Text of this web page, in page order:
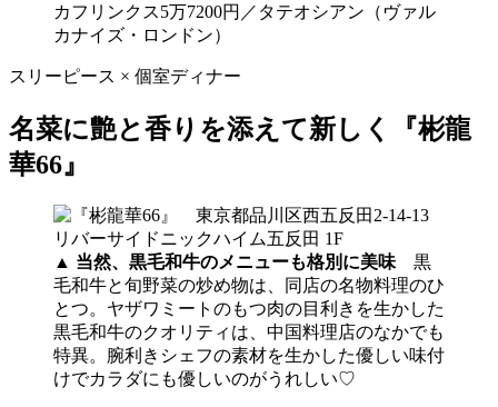
カフリンクス5万7200円／タテオシアン（ヴァル
カナイズ・ロンドン）
スリーピース × 個室ディナー
名菜に艶と香りを添えて新しく『彬龍
華66』
▲ 当然、黒毛和牛のメニューも格別に美味 黒
毛和牛と旬野菜の炒め物は、同店の名物料理のひ
とつ。ヤザワミートのもつ肉の目利きを生かした
黒毛和牛のクオリティは、中国料理店のなかでも
特異。腕利きシェフの素材を生かした優しい味付
けでカラダにも優しいのがうれしい♡